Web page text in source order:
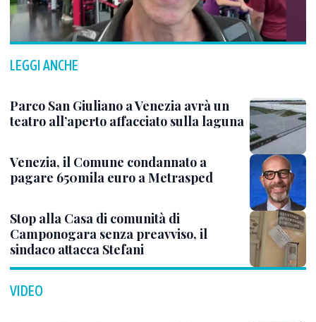
LEGGI ANCHE
Parco San Giuliano a Venezia avrà un
teatro all’aperto affacciato sulla laguna
Venezia, il Comune condannato a
pagare 650mila euro a Metrasped
Stop alla Casa di comunità di
Camponogara senza preavviso, il
sindaco attacca Stefani
VIDEO